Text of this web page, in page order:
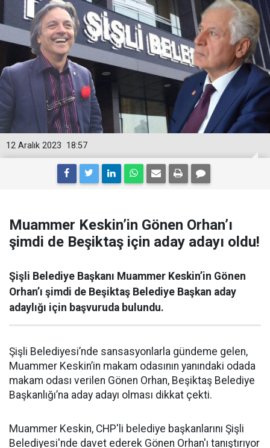
18:57
12 Aralık 2023
Muammer Keskin’in Gönen Orhan’ı
şimdi de Beşiktaş için aday adayı oldu!
Şişli Belediye Başkanı Muammer Keskin’in Gönen
Orhan’ı şimdi de Beşiktaş Belediye Başkan aday
adaylığı için başvuruda bulundu.
Şişli Belediyesi’nde sansasyonlarla gündeme gelen,
Muammer Keskin’in makam odasının yanındaki odada
makam odası verilen Gönen Orhan, Beşiktaş Belediye
Başkanlığı’na aday adayı olması dikkat çekti.
Muammer Keskin, CHP'li belediye başkanlarını Şişli
Belediyesi'nde davet ederek Gönen Orhan'ı tanıştırıyor